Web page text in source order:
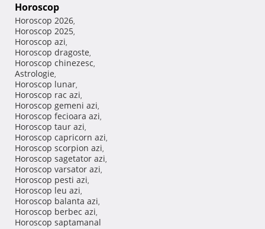
Horoscop
Horoscop 2026,
Horoscop 2025,
Horoscop azi,
Horoscop dragoste,
Horoscop chinezesc,
Astrologie,
Horoscop lunar,
Horoscop rac azi,
Horoscop gemeni azi,
Horoscop fecioara azi,
Horoscop taur azi,
Horoscop capricorn azi,
Horoscop scorpion azi,
Horoscop sagetator azi,
Horoscop varsator azi,
Horoscop pesti azi,
Horoscop leu azi,
Horoscop balanta azi,
Horoscop berbec azi,
Horoscop saptamanal